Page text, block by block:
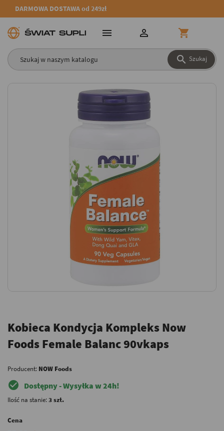
DARMOWA DOSTAWA od 249zł
 Szukaj
  
Kobieca Kondycja Kompleks Now
Foods Female Balanc 90vkaps
Producent: NOW Foods
check_circle Dostępny - Wysyłka w 24h!
Ilość na stanie:3 szt.
Cena